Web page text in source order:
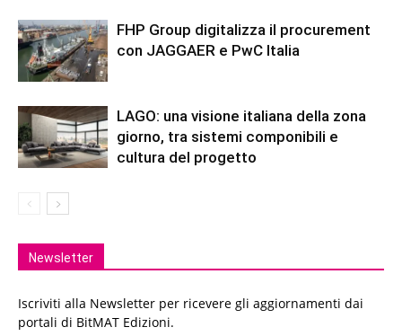
FHP Group digitalizza il procurement
con JAGGAER e PwC Italia
LAGO: una visione italiana della zona
giorno, tra sistemi componibili e
cultura del progetto
Newsletter
Iscriviti alla Newsletter per ricevere gli aggiornamenti dai
portali di BitMAT Edizioni.